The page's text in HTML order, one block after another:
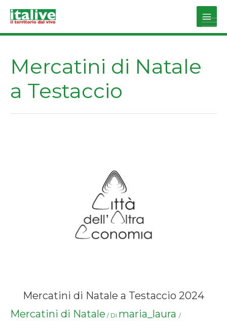
Main
Mercatini di Natale
a Testaccio
Mercatini di Natale a Testaccio 2024
Mercatini di Natale / Di maria_laura /